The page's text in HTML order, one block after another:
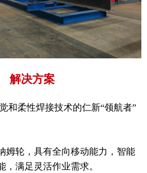
解决方案
和柔性焊接技术的仁新“领航者”
姆轮，具有全向移动能力，智能
，满足灵活作业需求。